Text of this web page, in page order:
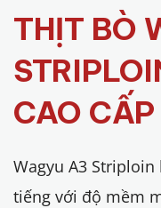
THỊT BÒ
CAO CẤP
Wagyu A3
tiếng với độ mềm